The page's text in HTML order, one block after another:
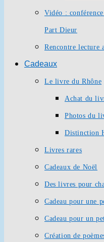
Vidéo :
Part Dieur
Rencontre lecture
Cadeaux
Le livre du Rhône
Achat du
Photos du
Distinction
Livres rares
Cadeaux de Noël
Des livres pour
Cadeau pour une
Cadeau pour un
Création de